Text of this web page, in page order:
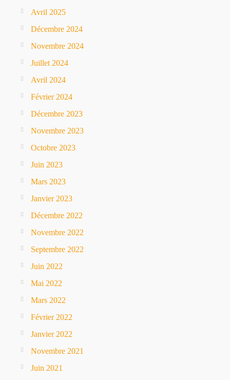
Avril 2025
Décembre 2024
Novembre 2024
Juillet 2024
Avril 2024
Février 2024
Décembre 2023
Novembre 2023
Octobre 2023
Juin 2023
Mars 2023
Janvier 2023
Décembre 2022
Novembre 2022
Septembre 2022
Juin 2022
Mai 2022
Mars 2022
Février 2022
Janvier 2022
Novembre 2021
Juin 2021